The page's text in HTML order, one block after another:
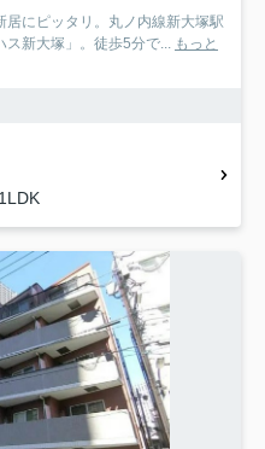
居にピッタリ。丸ノ内線新大塚駅
ス新大塚」。徒歩5分で... もっと